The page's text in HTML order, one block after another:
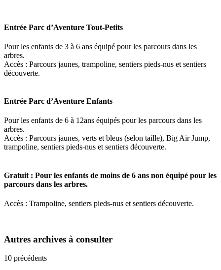
Entrée Parc d’Aventure Tout-Petits
Pour les enfants de 3 à 6 ans équipé pour les parcours dans les
arbres.
Accès : Parcours jaunes, trampoline, sentiers pieds-nus et sentiers
découverte.
Entrée Parc d’Aventure Enfants
Pour les enfants de 6 à 12ans équipés pour les parcours dans les
arbres.
Accès : Parcours jaunes, verts et bleus (selon taille), Big Air Jump,
trampoline, sentiers pieds-nus et sentiers découverte.
Gratuit : Pour les enfants de moins de 6 ans non équipé pour les
parcours dans les arbres.
Accès : Trampoline, sentiers pieds-nus et sentiers découverte.
Autres archives à consulter
10 précédents